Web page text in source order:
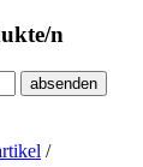
n
/